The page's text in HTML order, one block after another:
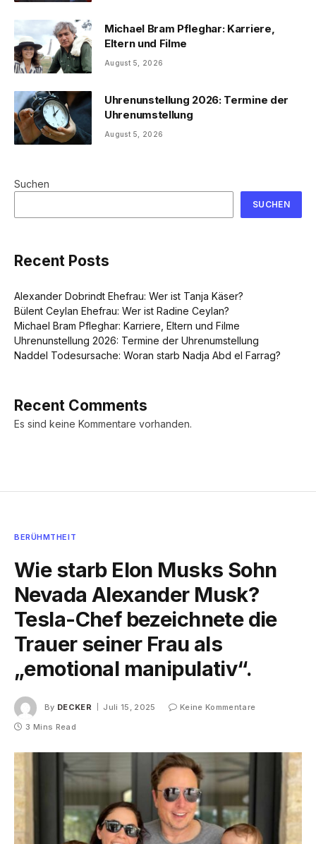
Michael Bram Pfleghar: Karriere,
Eltern und Filme
August 5, 2026
Uhrenunstellung 2026: Termine der
Uhrenumstellung
August 5, 2026
Suchen
SUCHEN
Recent Posts
Alexander Dobrindt Ehefrau: Wer ist Tanja Käser?
Bülent Ceylan Ehefrau: Wer ist Radine Ceylan?
Michael Bram Pfleghar: Karriere, Eltern und Filme
Uhrenunstellung 2026: Termine der Uhrenumstellung
Naddel Todesursache: Woran starb Nadja Abd el Farrag?
Recent Comments
Es sind keine Kommentare vorhanden.
BERÜHMTHEIT
Wie starb Elon Musks Sohn
Nevada Alexander Musk?
Tesla-Chef bezeichnete die
Trauer seiner Frau als
„emotional manipulativ“.
By DECKER Juli 15, 2025
Keine Kommentare
3 Mins Read